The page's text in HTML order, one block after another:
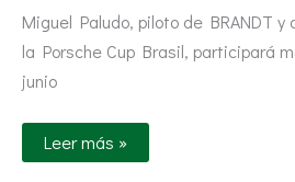
Miguel Paludo, piloto de BRANDT
la Porsche Cup Brasil, participará
junio
del
campeonato
sprint
de
la
Carrera
Cup
Leer más »